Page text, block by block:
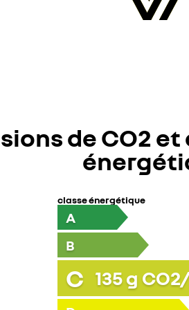
de CO2
classe énergétique
A
B
C 135g